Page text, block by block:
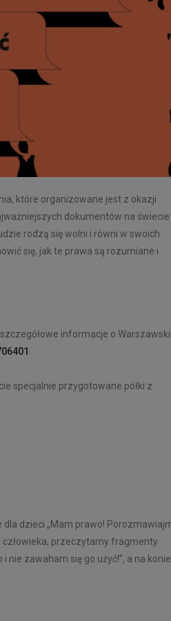
które organizowane jest z okazji
dokumentów na świecie
rodzą się wolni i równi w swoich
się, jak te prawa są rozumiane i
informacje o
specjalnie przygotowane półki z
dla dzieci „Mam prawo!
człowieka, przeczytamy fragmenty
nie zawaham się go użyć!”, a na